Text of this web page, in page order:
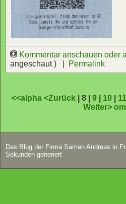
Kommentar anschauen oder
angeschaut ) |
Permalink
<<alpha <Zurück | 8 | 9| 10| 11
Weiter>
Das Blog der Firma Samen Andreas in
Sekunden generiert